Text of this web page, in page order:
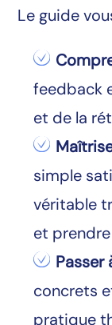
Le guide
feedback
et de la
simple
véritable
et
Passer
concrets
pratique